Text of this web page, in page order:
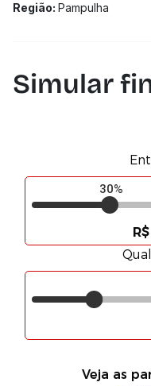
Região: Pampulha
Simular